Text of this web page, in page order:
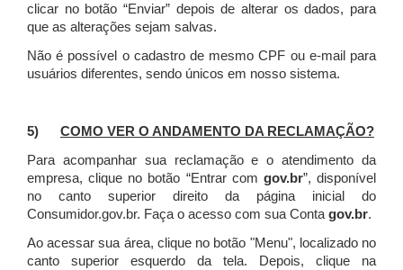
clicar no botão “Enviar” depois de alterar os dados, para
que as alterações sejam salvas.
Não é possível o cadastro de mesmo CPF ou e-mail para
usuários diferentes, sendo únicos em nosso sistema.
5) COMO VER O ANDAMENTO DA RECLAMAÇÃO?
Para acompanhar sua reclamação e o atendimento da
empresa, clique no botão “Entrar com gov.br”, disponível
no canto superior direito da página inicial do
Consumidor.gov.br. Faça o acesso com sua Contagov.br.
Ao acessar sua área, clique no botão "Menu", localizado no
canto superior esquerdo da tela. Depois, clique na